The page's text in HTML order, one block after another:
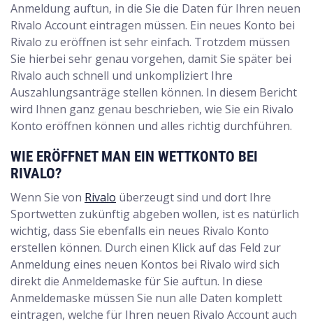
Anmeldung auftun, in die Sie die Daten für Ihren neuen
Rivalo Account eintragen müssen. Ein neues Konto bei
Rivalo zu eröffnen ist sehr einfach. Trotzdem müssen
Sie hierbei sehr genau vorgehen, damit Sie später bei
Rivalo auch schnell und unkompliziert Ihre
Auszahlungsanträge stellen können. In diesem Bericht
wird Ihnen ganz genau beschrieben, wie Sie ein Rivalo
Konto eröffnen können und alles richtig durchführen.
WIE ERÖFFNET MAN EIN WETTKONTO BEI
RIVALO?
Wenn Sie von Rivalo überzeugt sind und dort Ihre
Sportwetten zukünftig abgeben wollen, ist es natürlich
wichtig, dass Sie ebenfalls ein neues Rivalo Konto
erstellen können. Durch einen Klick auf das Feld zur
Anmeldung eines neuen Kontos bei Rivalo wird sich
direkt die Anmeldemaske für Sie auftun. In diese
Anmeldemaske müssen Sie nun alle Daten komplett
eintragen, welche für Ihren neuen Rivalo Account auch